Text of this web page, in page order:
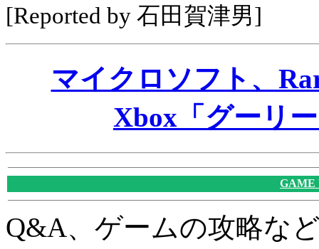
[Reported by 石田賀津男]
マイクロソフト、
Xbox「グーリ
GAME
Q&A、ゲームの攻略な